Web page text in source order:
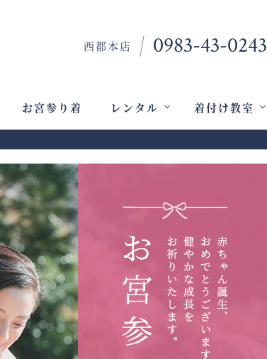
西都本店 0983-43-0243
お宮参り着 レンタル 着付け教室